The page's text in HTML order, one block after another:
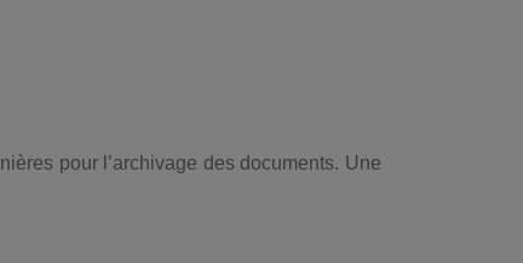
pour l’archivage des documents. Une